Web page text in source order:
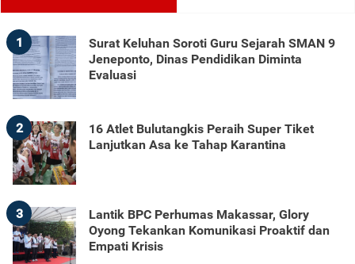
1
Surat Keluhan Soroti Guru Sejarah SMAN 9
Jeneponto, Dinas Pendidikan Diminta
Evaluasi
2
16 Atlet Bulutangkis Peraih Super Tiket
Lanjutkan Asa ke Tahap Karantina
3
Lantik BPC Perhumas Makassar, Glory
Oyong Tekankan Komunikasi Proaktif dan
Empati Krisis